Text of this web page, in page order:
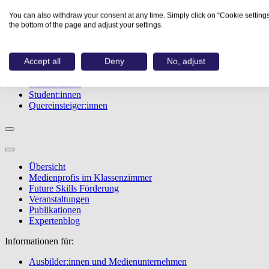
Studiengänge
Events
Berufstest
Informationen für:
Student:innen
Quereinsteiger:innen
Übersicht
Medienprofis im Klassenzimmer
Future Skills Förderung
Veranstaltungen
Publikationen
Expertenblog
Informationen für:
Ausbilder:innen und Medienunternehmen
You can also withdraw your consent at any time. Simply click on “Cookie
the bottom of the page and adjust your settings.
Accept all Deny No, adjust